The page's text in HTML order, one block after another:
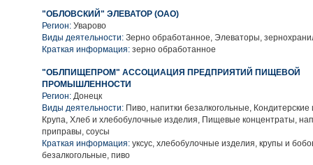
"ОБЛОВСКИЙ" ЭЛЕВАТОР (ОАО)
Регион: Уварово
Виды деятельности: Зерно обработанное, Элеваторы,
Краткая информация: зерно обработанное
"ОБЛПИЩЕПРОМ" АССОЦИАЦИЯ ПРЕДПРИЯТИЙ ПИЩЕВОЙ
ПРОМЫШЛЕННОСТИ
Регион: Донецк
Виды деятельности: Пиво, напитки безалкогольные,
Крупа, Хлеб и хлебобулочные изделия, Пищевые концентраты,
приправы, соусы
Краткая информация: уксус, хлебобулочные изделия, крупы и
безалкогольные, пиво